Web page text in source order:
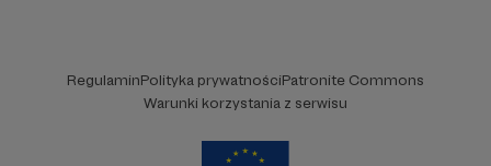
RegulaminPolityka prywatnościPatronite Commons
Warunki korzystania z serwisu